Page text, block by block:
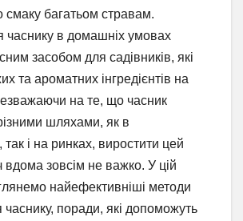
смаку багатьом стравам.
часнику в домашніх умовах
засобом для садівників, які
та ароматних інгредієнтів на
на те, що часник
шляхами, як в
так і на ринках, виростити цей
зовсім не важко. У цій
найефективніші методи
поради, які допоможуть